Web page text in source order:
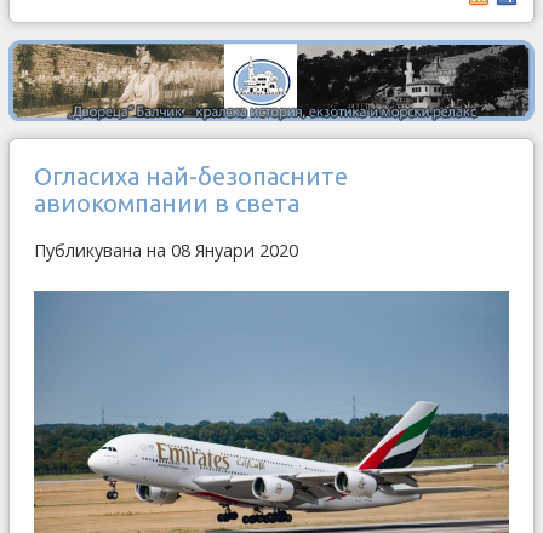
Огласиха най-безопасните
авиокомпании в света
Публикувана на 08 Януари 2020